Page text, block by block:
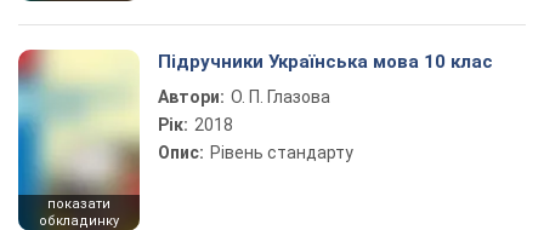
показати
обкладинку
Підручники Українська мова 10 клас
Автори: О. П. Глазова
Рік: 2018
Опис: Рівень стандарту